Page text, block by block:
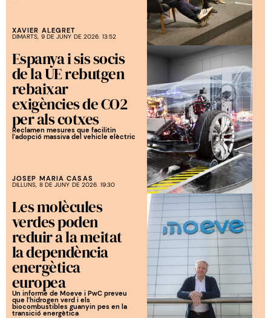
XAVIER ALEGRET
DIMARTS, 9 DE JUNY DE 2026. 13:52
Espanya i sis socis
de la UE rebutgen
rebaixar
exigències de CO2
per als cotxes
Reclamen mesures que facilitin
l'adopció massiva del vehicle elèctric
JOSEP MARIA CASAS
DILLUNS, 8 DE JUNY DE 2026. 19:30
Les molècules
verdes poden
reduir a la meitat
la dependència
energètica
europea
Un informe de Moeve i PwC preveu
que l'hidrogen verd i els
biocombustibles guanyin pes en la
transició energètica